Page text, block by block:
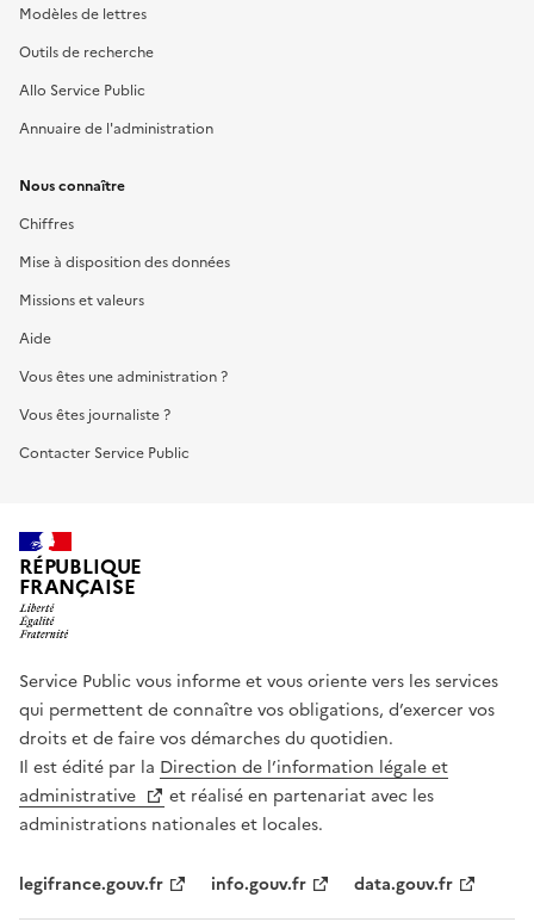
Modèles de lettres
Outils de recherche
Allo Service Public
Annuaire de l'administration
Nous connaître
Chiffres
Mise à disposition des données
Missions et valeurs
Aide
Vous êtes une administration ?
Vous êtes journaliste ?
Contacter Service Public
RÉPUBLIQUE
FRANÇAISE
Service Public vous informe et vous oriente vers les services
qui permettent de connaître vos obligations, d’exercer vos
droits et de faire vos démarches du quotidien.
Il est édité par la Direction de l’information légale et
administrative
et réalisé en partenariat avec les
administrations nationales et locales.
legifrance.gouv.fr info.gouv.fr data.gouv.fr